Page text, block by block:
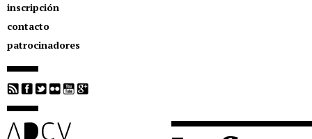
inscripción
contacto
patrocinadores